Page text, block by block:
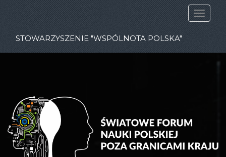
STOWARZYSZENIE "WSPÓLNOTA POLSKA"